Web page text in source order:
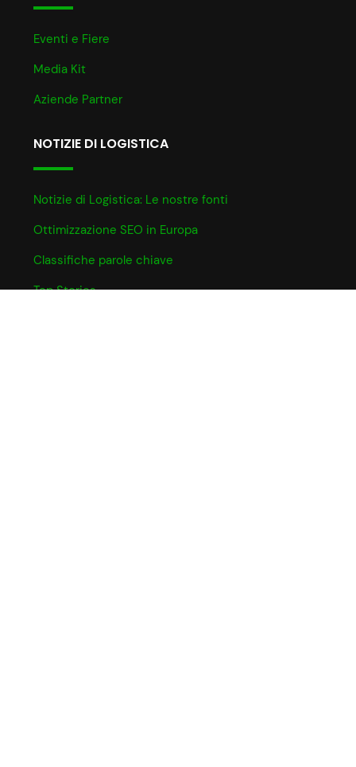
Eventi e Fiere
Media Kit
Aziende Partner
NOTIZIE DI LOGISTICA
Notizie di Logistica: Le nostre fonti
Ottimizzazione SEO in Europa
Classifiche parole chiave
Top Stories